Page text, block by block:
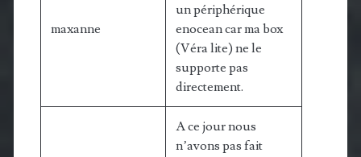
maxanne
un périphérique
enocean car ma box
(Véra lite) ne le
supporte pas
directement.
A ce jour nous
n’avons pas fait